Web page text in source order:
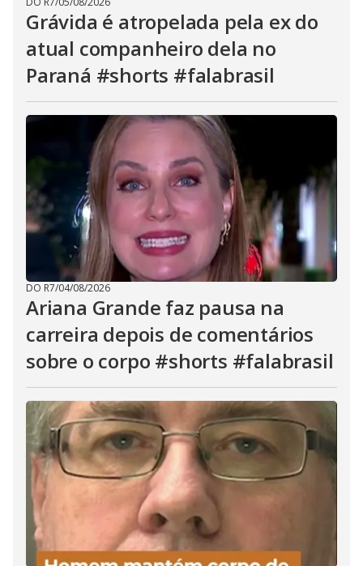
Grávida é atropelada pela ex do
atual companheiro dela no
Paraná #shorts #falabrasil
DO R7/04/08/2026
Ariana Grande faz pausa na
carreira depois de comentários
sobre o corpo #shorts #falabrasil